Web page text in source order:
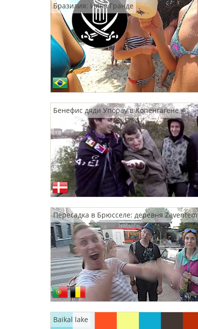
Бразилия: Илья Гранде
Бенефис дяди Упорау в Копенгагене
Пересадка в Брюсселе: деревня Zaventem
Baikal lake